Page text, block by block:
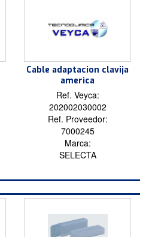
Cable adaptacion clavija
america
Ref. Veyca:
202002030002
Ref. Proveedor:
7000245
Marca:
SELECTA